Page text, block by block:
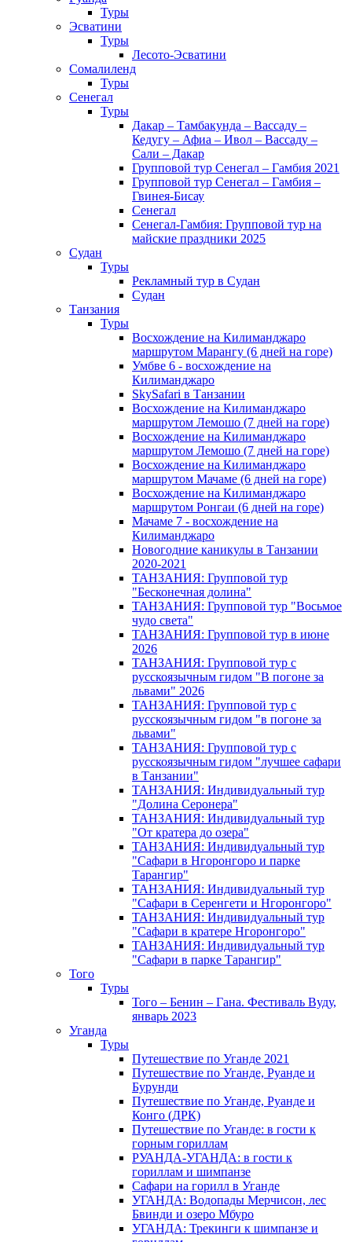
Туры
Эсватини
Туры
Лесото-Эсватини
Сомалиленд
Туры
Сенегал
Туры
Дакар – Тамбакунда – Вассаду –
Кедугу – Афиа – Ивол – Вассаду –
Сали – Дакар
Групповой тур Сенегал – Гамбия 2021
Групповой тур Сенегал – Гамбия –
Гвинея-Бисау
Сенегал
Сенегал-Гамбия: Групповой тур на
майские праздники 2025
Судан
Туры
Рекламный тур в Cудан
Cудан
Танзания
Туры
Восхождение на Килиманджаро
маршрутом Марангу (6 дней на горе)
Умбве 6 - восхождение на
Килиманджаро
SkySafari в Танзании
Восхождение на Килиманджаро
маршрутом Лемошо (7 дней на горе)
Восхождение на Килиманджаро
маршрутом Лемошо (7 дней на горе)
Восхождение на Килиманджаро
маршрутом Мачаме (6 дней на горе)
Восхождение на Килиманджаро
маршрутом Ронгаи (6 дней на горе)
Мачаме 7 - восхождение на
Килиманджаро
Новогодние каникулы в Танзании
2020-2021
ТАНЗАНИЯ: Групповой тур
"Бесконечная долина"
ТАНЗАНИЯ: Групповой тур "Восьмое
чудо света"
ТАНЗАНИЯ: Групповой тур в июне
2026
ТАНЗАНИЯ: Групповой тур с
русскоязычным гидом "В погоне за
львами" 2026
ТАНЗАНИЯ: Групповой тур с
русскоязычным гидом "в погоне за
львами"
ТАНЗАНИЯ: Групповой тур с
русскоязычным гидом "лучшее сафари
в Танзании"
ТАНЗАНИЯ: Индивидуальный тур
"Долина Серонера"
ТАНЗАНИЯ: Индивидуальный тур
"От кратера до озера"
ТАНЗАНИЯ: Индивидуальный тур
"Сафари в Нгоронгоро и парке
Тарангир"
ТАНЗАНИЯ: Индивидуальный тур
"Сафари в Серенгети и Нгоронгоро"
ТАНЗАНИЯ: Индивидуальный тур
"Сафари в кратере Нгоронгоро"
ТАНЗАНИЯ: Индивидуальный тур
"Сафари в парке Тарангир"
Того
Туры
Того – Бенин – Гана. Фестиваль Вуду,
январь 2023
Уганда
Туры
Путешествие по Уганде 2021
Путешествие по Уганде, Руанде и
Бурунди
Путешествие по Уганде, Руанде и
Конго (ДРК)
Путешествие по Уганде: в гости к
горным гориллам
РУАНДА-УГАНДА: в гости к
гориллам и шимпанзе
Сафари на горилл в Уганде
УГАНДА: Водопады Мерчисон, лес
Бвинди и озеро Мбуро
УГАНДА: Трекинги к шимпанзе и